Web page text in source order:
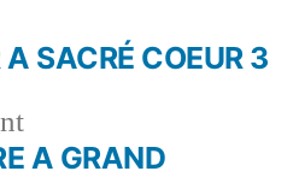
Article
précédent :
A GRAND
:
SACRÉ COEUR 3